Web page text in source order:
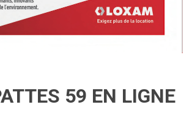
59 EN LIGNE